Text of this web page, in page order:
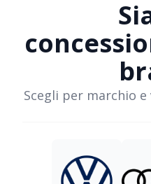
Scegli per marchio